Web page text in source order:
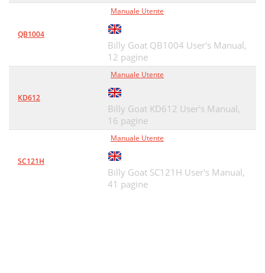
QB1004
Manuale Utente
Billy Goat QB1004 User's Manual,
12 pagine
KD612
Manuale Utente
Billy Goat KD612 User's Manual,
16 pagine
SC121H
Manuale Utente
Billy Goat SC121H User's Manual,
41 pagine